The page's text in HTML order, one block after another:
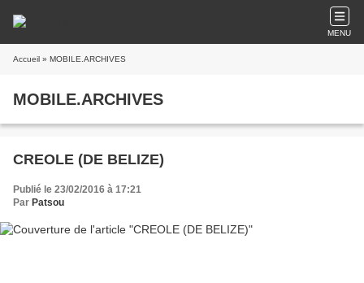
MENU
Accueil » MOBILE.ARCHIVES
MOBILE.ARCHIVES
CREOLE (DE BELIZE)
Publié le 23/02/2016 à 17:21
Par Patsou